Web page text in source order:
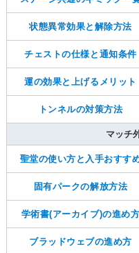
状態異常効果と解除方法
チェストの仕様と通知条件
運の効果と上げるメリット
トンネルの対策方法
マッチ
聖堂の使い方と入手おすす
固有パークの解放方法
学術書(アーカイブ)の進め方
ブラッドウェブの進め方